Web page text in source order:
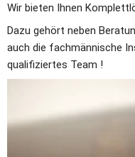
Wir bieten Ihnen
Dazu gehört neben
auch die fachmännische
qualifiziertes Team !